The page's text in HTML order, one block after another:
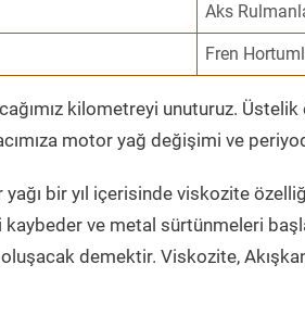
Aks
Fren
kilometreyi unuturuz.
motor yağ değişimi ve
yağı bir yıl içerisinde viskozite
ve metal sürtünmeleri
demektir. Viskozite,